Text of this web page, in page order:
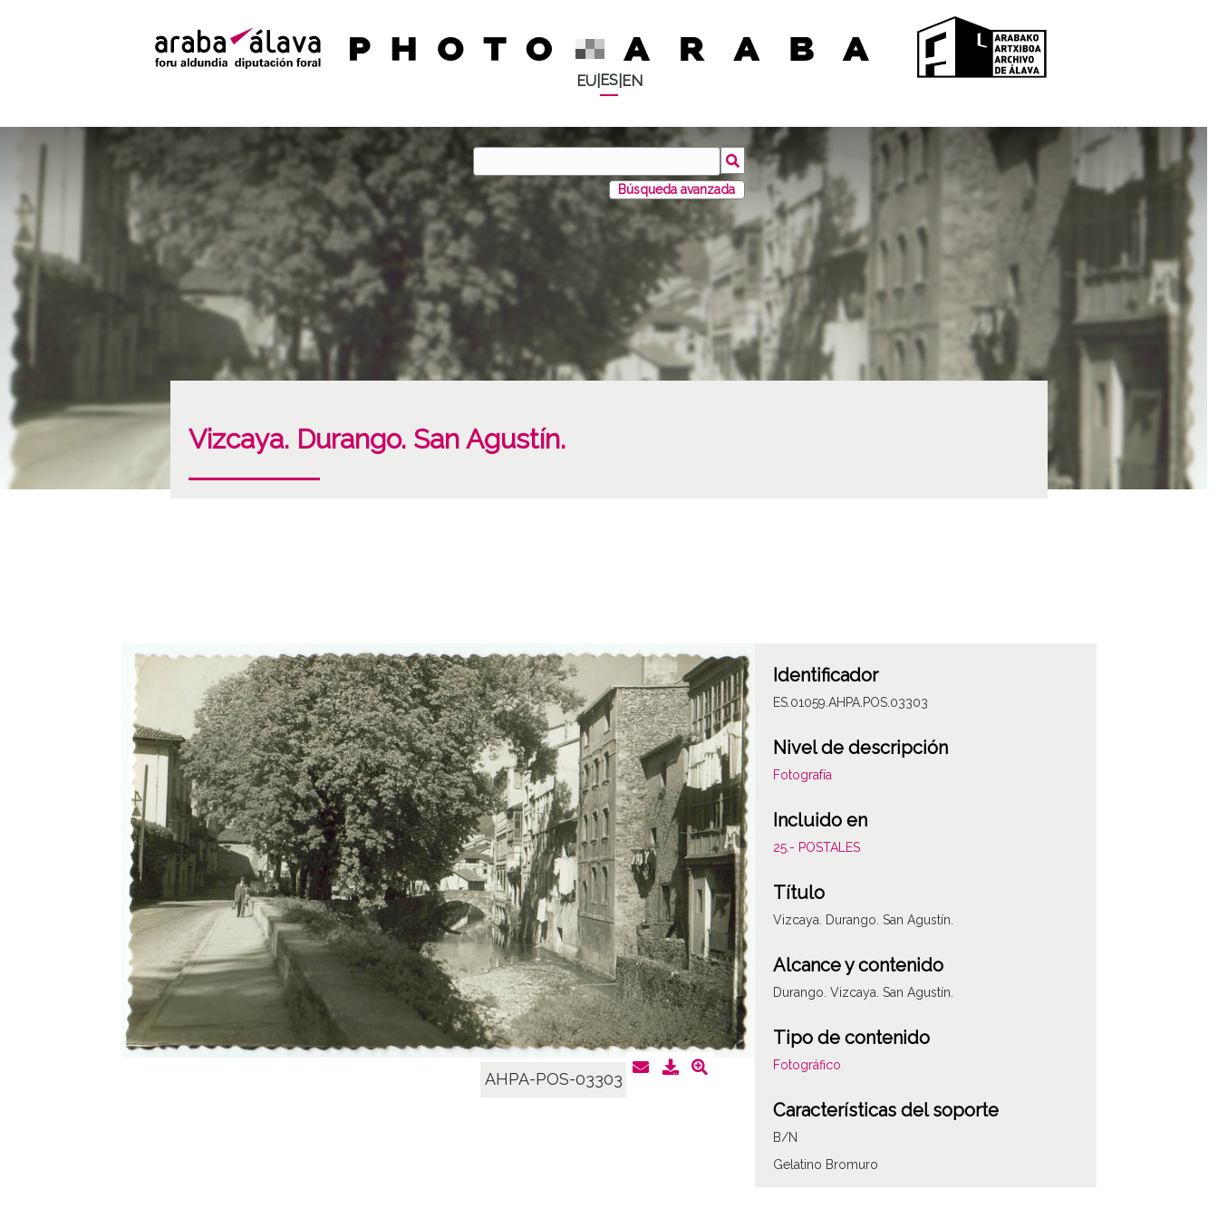
EU| ES| EN
Búsqueda avanzada
Vizcaya. Durango. San Agustín.
AHPA-POS-03303
Identificador
ES.01059.AHPA.POS.03303
Nivel de descripción
Fotografía
Incluido en
25.- POSTALES
Título
Vizcaya. Durango. San Agustín.
Alcance y contenido
Durango. Vizcaya. San Agustín.
Tipo de contenido
Fotográfico
Características del soporte
B/N
Gelatino Bromuro